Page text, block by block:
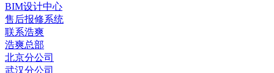
BIM设计中心
售后报修系统
联系浩爽
浩爽总部
北京分公司
武汉分公司